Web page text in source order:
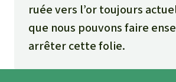
ruée vers l’or toujours
que nous pouvons faire
arrêter cette folie.